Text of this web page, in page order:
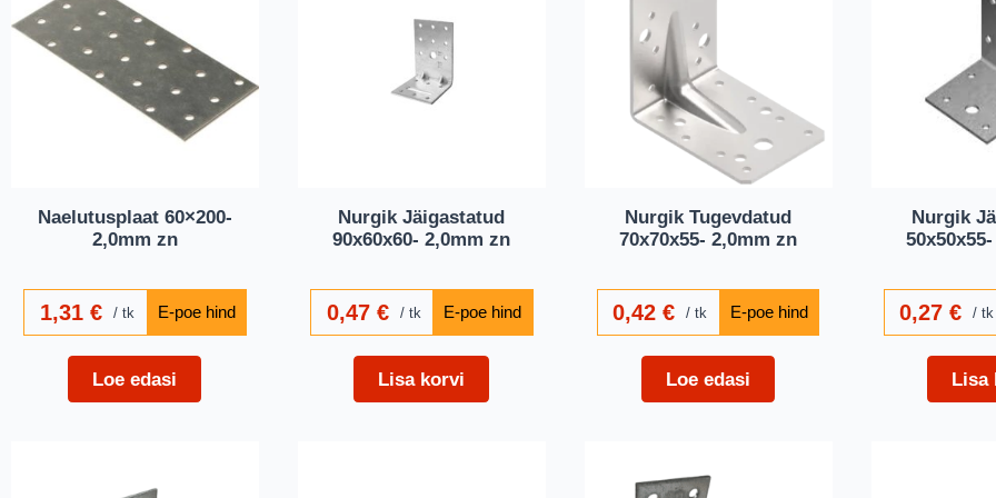
Naelutusplaat 60×200-
2,0mm zn
1,31 € tk
Loe edasi
Nurgik Jäigastatud
90x60x60- 2,0mm zn
0,47 € tk
Lisa korvi
Nurgik Tugevdatud
70x70x55- 2,0mm zn
0,42€ tk
Loe edasi
Nurgik
0,27€ tk
Lisa